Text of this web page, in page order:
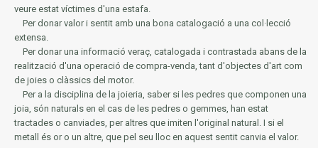
veure estat víctimes d'una estafa.
Per donar valor i sentit amb una bona catalogació a una col·lecció
extensa.
Per donar una informació veraç, catalogada i contrastada abans de la
realització d'una operació de compra-venda, tant d'objectes d'art com
de joies o clàssics del motor.
Per a la disciplina de la joieria, saber si les pedres que componen una
joia, són naturals en el cas de les pedres o gemmes, han estat
tractades o canviades, per altres que imiten l'original natural. I si el
metall és or o un altre, que pel seu lloc en aquest sentit canvia el valor.